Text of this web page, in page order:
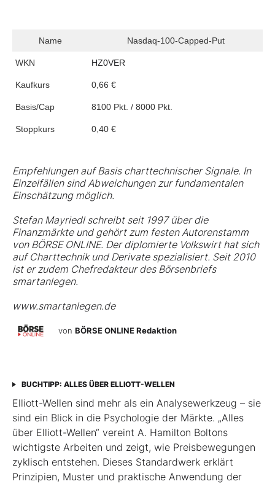
Name Nasdaq-100-Capped-Put
WKN HZ0VER
Kaufkurs 0,66 €
Basis/Cap 8100 Pkt. / 8000 Pkt.
Stoppkurs 0,40 €
Empfehlungen auf Basis charttechnischer Signale. In
Einzelfällen sind Abweichungen zur fundamentalen
Einschätzung möglich.
Stefan Mayriedl schreibt seit 1997 über die
Finanzmärkte und gehört zum festen Autorenstamm
von BÖRSE ONLINE. Der diplomierte Volkswirt hat sich
auf Charttechnik und Derivate spezialisiert. Seit 2010
ist er zudem Chefredakteur des Börsenbriefs
smartanlegen.
www.smartanlegen.de
von BÖRSE ONLINE Redaktion
BUCHTIPP: ALLES ÜBER ELLIOTT-WELLEN
Elliott-Wellen sind mehr als ein Analysewerkzeug – sie
sind ein Blick in die Psychologie der Märkte. „Alles
über Elliott-Wellen“ vereint A. Hamilton Boltons
wichtigste Arbeiten und zeigt, wie Preisbewegungen
zyklisch entstehen. Dieses Standardwerk erklärt
Prinzipien, Muster und praktische Anwendung der